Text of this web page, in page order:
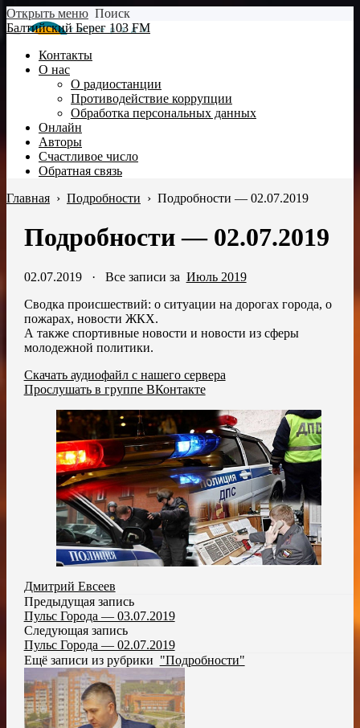
Открыть меню Поиск
Балтийский Берег 103 FM
Контакты
О нас
О радиостанции
Противодействие коррупции
Обработка персональных данных
Онлайн
Авторы
Счастливое число
Обратная связь
Главная › Подробности › Подробности — 02.07.2019
Подробности — 02.07.2019
02.07.2019· Все записи за Июль 2019
Сводка происшествий: о ситуации на дорогах города, о
пожарах, новости ЖКХ.
А также спортивные новости и новости из сферы
молодежной политики.
Скачать аудиофайл с нашего сервера
Прослушать в группе ВКонтакте
Дмитрий Евсеев
Предыдущая запись
Пульс Города — 03.07.2019
Следующая запись
Пульс Города — 02.07.2019
Ещё записи из рубрики "Подробности"